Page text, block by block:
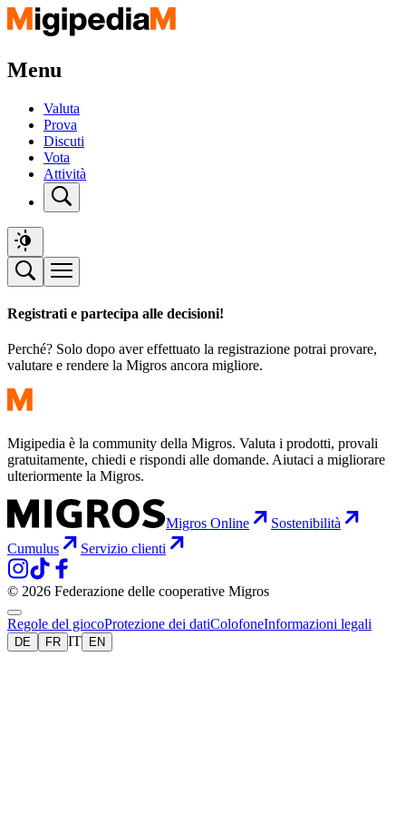
Menu
Valuta
Prova
Discuti
Vota
Attività
Registrati e partecipa alle decisioni!
Perché? Solo dopo aver effettuato la registrazione potrai provare,
valutare e rendere la Migros ancora migliore.
Migipedia è la community della Migros. Valuta i prodotti, provali
gratuitamente, chiedi e rispondi alle domande. Aiutaci a migliorare
ulteriormente la Migros.
Migros Online
Sostenibilità
Cumulus
Servizio clienti
© 2026 Federazione delle cooperative Migros
Regole del giocoProtezione dei datiColofoneInformazioni legali
DE FR IT EN